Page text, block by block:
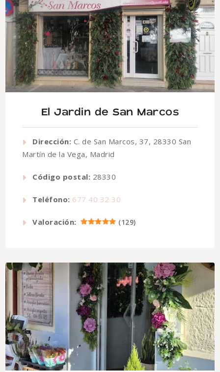
El Jardin de San Marcos
Dirección: C. de San Marcos, 37, 28330 San
Martín de la Vega, Madrid
Código postal: 28330
Teléfono: 677 40 32 30
Valoración: (129)